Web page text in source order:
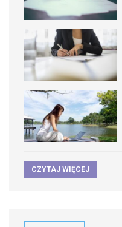
CZYTAJ WIĘCEJ